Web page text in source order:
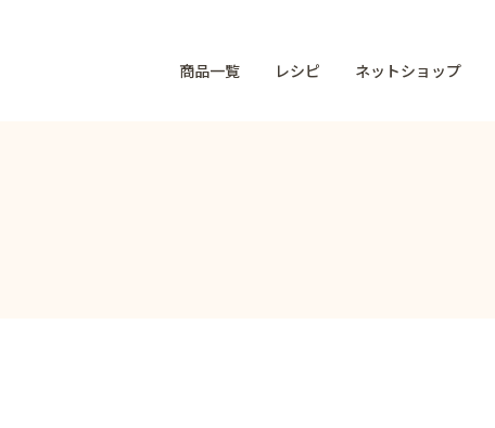
商品一覧 レシピ ネットショップ